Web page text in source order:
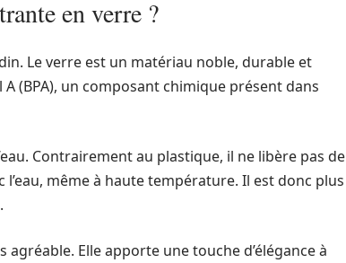
en verre ?
Le verre est un matériau noble, durable et
(BPA), un composant chimique présent dans
Contrairement au plastique, il ne libère pas de
même à haute température. Il est donc plus
Elle apporte une touche d’élégance à